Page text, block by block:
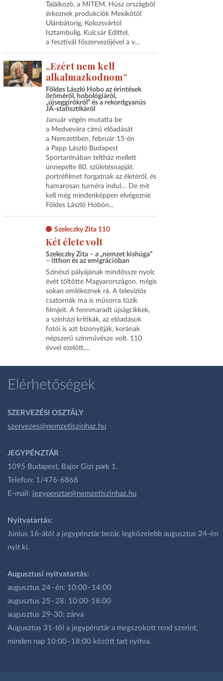
Találkozó, a MITEM. Húsz országból
érkeznek produkciók Mexikótól
Ulánbátorig, Kolozsvártól
Isztambulig. Kulcsár Edittel,
a fesztivál főszervezőjével a v...
„Ezért nem kell
alkalmazkodnom”
Földes László Hobo az érintések
öröméről, hobológiáról,
„újseggírókról” és a rekordgyanús
JA-statisztikáról
Január végén mutatta be
a Medvevára című előadását
a Nemzetiben, február 15-én
a Papp László Budapest
Sportarénában teltház mellett
ünnepelte 80. születésnapját,
portréfilmet forgatnak az életéről, és
hamarosan turnéra indul… De mit
kell még mindenképpen elvégeznie
Földes László Hobón...
Szeleczky Zita 110
Két élete volt
Szeleczky Zita – a „nemzet kishúga”
– itthon és az emigrációban
Színészi pályájának mindössze nyolc
évét töltötte Magyarországon, mégis
sokan emlékeznek rá. A televíziós
csatornák ma is műsorra tűzik
filmjeit. A fennmaradt újságcikkek,
a színházi kritikák, az előadások
fotói is azt bizonyítják, korának
népszerű színművésze volt. 110
évvel ezelőtt,...
Elérhetőségek
SZERVEZÉSI OSZTÁLY
szervezes@nemzetiszinhaz.hu
JEGYPÉNZTÁR
1095 Budapest, Bajor Gizi park 1.
Telefon: 1/476-6868
E-mail: jegypenztar@nemzetiszinhaz.hu
Nyitvatartás:
Június 16-ától a jegypénztár bezár, legközelebb augusztus 24-én
nyit ki.
Augusztusi nyitvatartás:
augusztus 24–én: 10:00–14:00
augusztus 25–28: 10:00-18:00
augusztus 29-30: zárva
Augusztus 31-től a jegypénztár a megszokott rend szerint,
minden nap 10:00–18:00 között tart nyitva.